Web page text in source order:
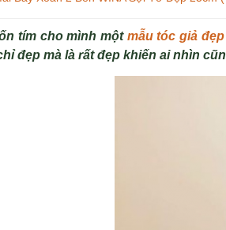
tím cho mình một mẫu tóc giả đẹp
đẹp mà là rất đẹp khiến ai nhìn